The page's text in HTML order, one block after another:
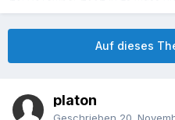
Auf dieses
platon